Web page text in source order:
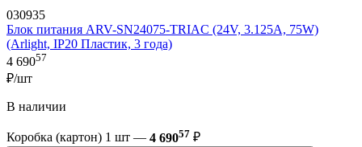
030935
Блок питания ARV-SN24075-TRIAC (24V, 3.125A, 75W)
(Arlight, IP20 Пластик, 3 года)
4 69057
₽/шт
В наличии
Коробка (картон) 1 шт — 4 69057 ₽